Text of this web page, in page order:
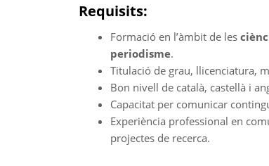
Requisits:
Formació en l’àmbit de les
periodisme.
Titulació de grau, llicenciatura,
Bon nivell de català, castellà i
Capacitat per comunicar
Experiència professional en
projectes de recerca.